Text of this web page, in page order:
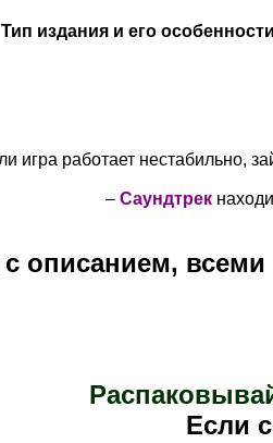
Тип издания и его
игра работает нестабильно,
– Саундтрек
с описанием,
Если